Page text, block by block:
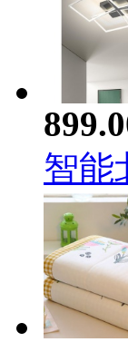
智能